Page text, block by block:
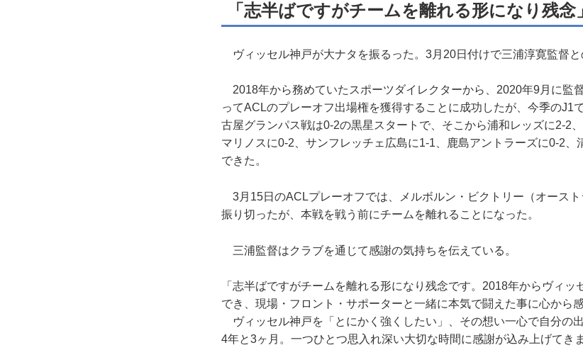
「志半ばですがチームを離れる形になり残念」
ヴィッセル神戸が大ナタを振るった。3月20日付けで三浦淳寛監督と
2018年から務めていたスポーツダイレクターから、2020年9月に監
ってACLのプレーオフ出場権を獲得することに成功したが、今季のJ1
古屋グランパス戦は0-2の黒星スタートで、そこから浦和レッズに2-2
マリノスに0-2、サンフレッチェ広島に1-1、鹿島アントラーズに0-2、
できた。
3月15日のACLプレーオフでは、メルボルン・ビクトリー（オース
振り切ったが、本戦を戦う前にチームを離れることになった。
三浦監督はクラブを通じて感謝の気持ちを伝えている。
「志半ばですがチームを離れる形になり残念です。2018年からヴィッ
でき、現場・フロント・サポーターと一緒に本気で闘えた事に心から
ヴィッセル神戸を「とにかく強くしたい」、その想い一心で自分の
4年と3ヶ月。一つひとつ思入れ深い大切な時間に感謝が込み上げてきま